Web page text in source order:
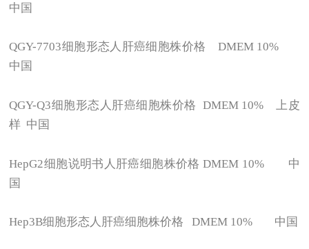
中国
QGY-7703细胞形态人肝癌细胞株价格 DMEM 10%
中国
QGY-Q3细胞形态人肝癌细胞株价格 DMEM 10% 上皮
样 中国
HepG2细胞说明书人肝癌细胞株价格 DMEM 10% 中
国
Hep3B细胞形态人肝癌细胞株价格 DMEM 10% 中国